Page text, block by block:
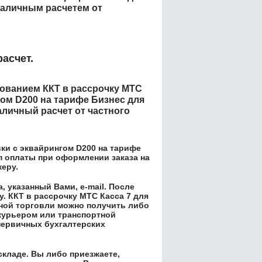
расчетем от
ККТ в рассрочку МТС
D200 на тарифе Бизнес для
расчет от частного
с эквайрингом D200 на тарифе
при оформлении заказа на
указанный Вами, e-mail. После
ККТ в рассрочку МТС Касса 7 для
торговли можно получить либо
или транспортной
бухгалтерских
Вы либо приезжаете,